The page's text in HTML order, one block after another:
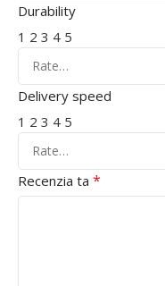
Durability
1 2 3 4 5
Delivery speed
1 2 3 4 5
Recenzia ta *